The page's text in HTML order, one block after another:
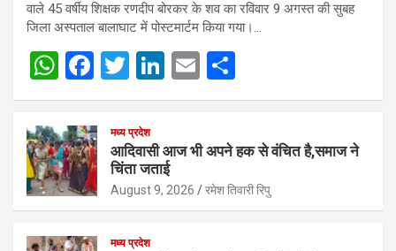
वाले 45 वर्षीय शिक्षक रणदीप बोरकर के शव का रविवार 9 अगस्त की सुबह
जिला अस्पताल बालाघाट में पोस्टमार्टम किया गया।…
W
h
at
s
A
p
p
F
a
ce
b
o
o
k
T
wi
tt
er
Li
n
dI
n
E
m h
e
मध्य प्रदेश
आदिवासी आज भी अपने हक से वंचित है,समाज ने
चिंता जताई
August 9, 2026 रमेश तिवारी रिपु
मध्य प्रदेश